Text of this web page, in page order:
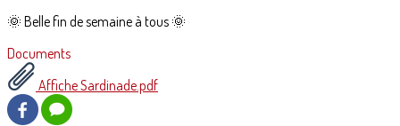
🌞 Belle fin de semaine à tous 🌞
Documents
Affiche Sardinade.pdf